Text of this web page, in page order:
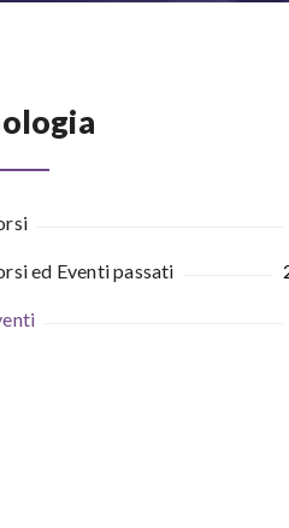
ed Eventi passati